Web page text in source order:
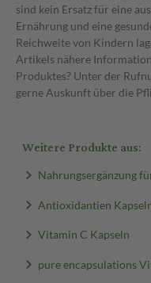
sind kein Ersatz für eine
Ernährung und eine
Reichweite von Kindern
Artikels nähere
Produktes? Unter der
gerne Auskunft über die
Weitere Produkte aus:
Nahrungsergänzung
Antioxidantien
Vitamin C Kapseln
pure encapsulations